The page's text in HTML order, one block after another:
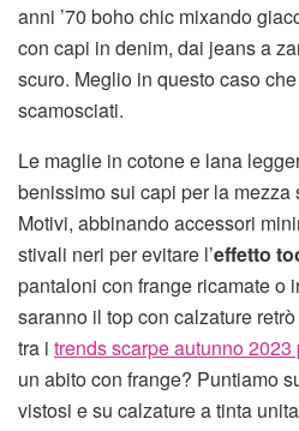
anni ’70 boho chic mixando
con capi in denim, dai jeans a
scuro. Meglio in questo caso
scamosciati.
Le maglie in cotone e lana
benissimo sui capi per la mezza
Motivi, abbinando accessori
stivali neri per evitare l’effetto
pantaloni con frange ricamate o
saranno il top con calzature
tra i trends scarpe autunno 2023
un abito con frange? Puntiamo
vistosi e su calzature a tinta